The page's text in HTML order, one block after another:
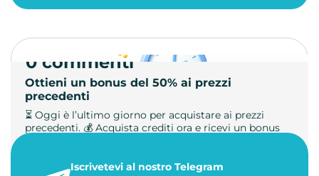
Ottieni un bonus del 50% ai prezzi
precedenti
⏳ Oggi è l’ultimo giorno per acquistare ai prezzi
precedenti. 💰 Acquista crediti ora e ricevi un bonus
23 maggio 2026
0 commenti
Iscrivetevi al nostro Telegram